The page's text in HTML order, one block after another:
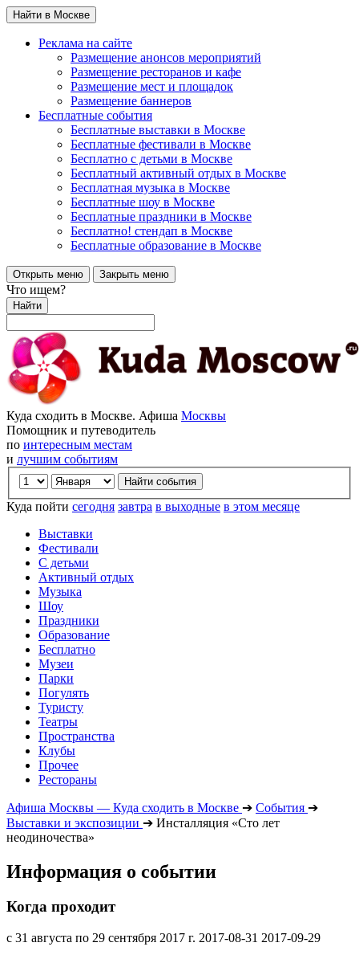
Найти в Москве
Реклама на сайте
Размещение анонсов мероприятий
Размещение ресторанов и кафе
Размещение мест и площадок
Размещение баннеров
Бесплатные события
Бесплатные выставки в Москве
Бесплатные фестивали в Москве
Бесплатно с детьми в Москве
Бесплатный активный отдых в Москве
Бесплатная музыка в Москве
Бесплатные шоу в Москве
Бесплатные праздники в Москве
Бесплатно! стендап в Москве
Бесплатные образование в Москве
Открыть меню Закрыть меню
Что ищем?
Найти
Куда сходить в Москве. Афиша Москвы
Помощник и путеводитель
по интересным местам
и лучшим событиям
Куда пойти сегодня завтра в выходные в этом месяце
Выставки
Фестивали
С детьми
Активный отдых
Музыка
Шоу
Праздники
Образование
Бесплатно
Музеи
Парки
Погулять
Туристу
Театры
Пространства
Клубы
Прочее
Рестораны
Афиша Москвы — Куда сходить в Москве ➔ События ➔
Выставки и экспозиции ➔ Инсталляция «Сто лет
неодиночества»
Информация о событии
Когда проходит
с 31 августа по 29 сентября 2017 г. 2017-08-31 2017-09-29